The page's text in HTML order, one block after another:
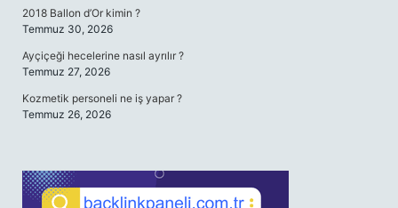
2018 Ballon d’Or kimin ?
Temmuz 30, 2026
Ayçiçeği hecelerine nasıl ayrılır ?
Temmuz 27, 2026
Kozmetik personeli ne iş yapar ?
Temmuz 26, 2026